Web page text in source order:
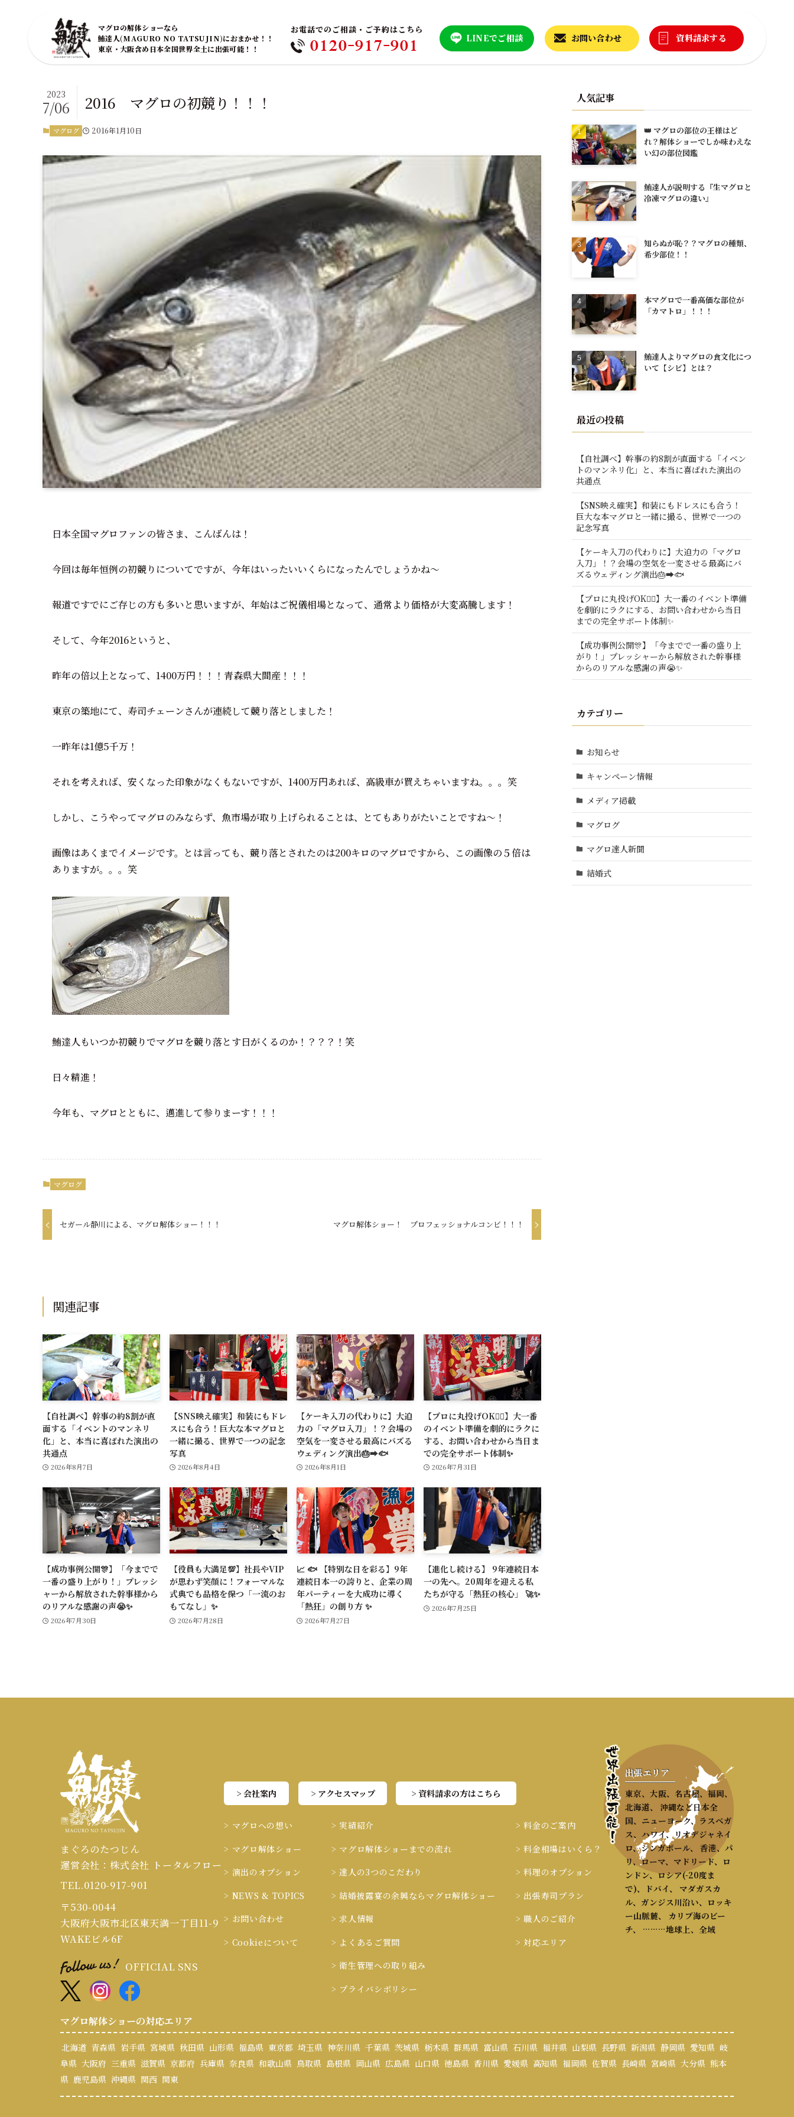
マグロの解体ショーなら
鮪達人(MAGURO NO TATSUJIN)におまかせ！！
東京・大阪含め日本全国世界全土に出張可能！！
お電話でのご相談・ご予約はこちら
0120-917-901 LINEでご相談 お問い合わせ 資料請求する
2016 マグロの初競り！！！
2023
7/06
マグログ 2016年1月10日
日本全国マグロファンの皆さま、こんばんは！
今回は毎年恒例の初競りについてですが、今年はいったいいくらになったんでしょうかね～
報道ですでにご存じの方も多いと思いますが、年始はご祝儀相場となって、通常より価格が大変高騰します！
そして、今年2016というと、
昨年の倍以上となって、1400万円！！！青森県大間産！！！
東京の築地にて、寿司チェーンさんが連続して競り落としました！
一昨年は1億5千万！
それを考えれば、安くなった印象がなくもないですが、1400万円あれば、高級車が買えちゃいますね。。。笑
しかし、こうやってマグロのみならず、魚市場が取り上げられることは、とてもありがたいことですね～！
画像はあくまでイメージです。とは言っても、競り落とされたのは200キロのマグロですから、この画像の５倍は
ありますが。。。笑
鮪達人もいつか初競りでマグロを競り落とす日がくるのか！？？？！笑
日々精進！
今年も、マグロとともに、邁進して参りまーす！！！
マグログ
セガール静川による、マグロ解体ショー！！！ マグロ解体ショー！ プロフェッショナルコンビ！！！
関連記事
【自社調べ】幹事の約8割が直
面する「イベントのマンネリ
化」と、本当に喜ばれた演出の
共通点
2026年8月7日
【SNS映え確実】和装にもドレ
スにも合う！巨大な本マグロと
一緒に撮る、世界で一つの記念
写真
2026年8月4日
【ケーキ入刀の代わりに】大迫
力の「マグロ入刀」！？会場の
空気を一変させる最高にバズる
ウェディング演出🎂➡️🐟
2026年8月1日
【プロに丸投げOK🙆‍♂️】大一番
のイベント準備を劇的にラクに
する、お問い合わせから当日ま
での完全サポート体制✨
2026年7月31日
【成功事例公開🎊】「今までで
一番の盛り上がり！」プレッシ
ャーから解放された幹事様から
のリアルな感謝の声😭✨
2026年7月30日
【役員も大満足💯】社長やVIP
が思わず笑顔に！フォーマルな
式典でも品格を保つ「一流のお
もてなし」✨
2026年7月28日
📈 🐟 【特別な日を彩る】9年
連続日本一の誇りと、企業の周
年パーティーを大成功に導く
「熱狂」の創り方 ✨
2026年7月27日
【進化し続ける】 9年連続日本
一の先へ。20周年を迎える私
たちが守る「熱狂の核心」 🚀✨
2026年7月25日
人気記事
👑 マグロの部位の王様はど
れ？解体ショーでしか味わえな
い幻の部位図鑑
鮪達人が説明する『生マグロと
冷凍マグロの違い』
知らぬが恥？？マグロの種類、
希少部位！！
本マグロで一番高価な部位が
「カマトロ」！！！
鮪達人よりマグロの食文化につ
いて【シビ】とは？
最近の投稿
【自社調べ】幹事の約8割が直面する「イベン
トのマンネリ化」と、本当に喜ばれた演出の
共通点
【SNS映え確実】和装にもドレスにも合う！
巨大な本マグロと一緒に撮る、世界で一つの
記念写真
【ケーキ入刀の代わりに】大迫力の「マグロ
入刀」！？会場の空気を一変させる最高にバ
ズるウェディング演出🎂➡️🐟
【プロに丸投げOK🙆‍♂️】大一番のイベント準備
を劇的にラクにする、お問い合わせから当日
までの完全サポート体制✨
【成功事例公開🎊】「今までで一番の盛り上
がり！」プレッシャーから解放された幹事様
からのリアルな感謝の声😭✨
カテゴリー
お知らせ
キャンペーン情報
メディア掲載
マグログ
マグロ達人新聞
結婚式
まぐろのたつじん
運営会社：株式会社 トータルフロー
TEL.0120-917-901
〒530-0044
大阪府大阪市北区東天満一丁目11-9
WAKEビル6F
OFFICIAL SNS
> 会社案内 > アクセスマップ > 資料請求の方はこちら
> マグロへの想い
> マグロ解体ショー
> 演出のオプション
> NEWS & TOPICS
> お問い合わせ
> Cookieについて
> 実績紹介
> マグロ解体ショーまでの流れ
> 達人の3つのこだわり
> 結婚披露宴の余興ならマグロ解体ショー
> 求人情報
> よくあるご質問
> 衛生管理への取り組み
> プライバシポリシー
> 料金のご案内
> 料金相場はいくら？
> 料理のオプション
> 出張寿司プラン
> 職人のご紹介
> 対応エリア
出張エリア
東京、大阪、名古屋、福岡、
北海道、 沖縄など日本全
国、ニューヨーク、ラスベガ
ス、ハワイ、リオデジャネイ
ロ、シンガポール、 香港、パ
リ、ローマ、マドリード、ロ
ンドン、ロシア(-20度ま
で)、ドバイ、 マダガスカ
ル、ガンジス川沿い、ロッキ
ー山脈麓、 カリブ海のビー
チ、 ………地球上、全域
マグロ解体ショーの対応エリア
北海道 青森県 岩手県 宮城県 秋田県 山形県 福島県 東京都 埼玉県 神奈川県 千葉県 茨城県 栃木県 群馬県 富山県 石川県 福井県 山梨県 長野県 新潟県 静岡県 愛知県 岐
阜県 大阪府 三重県 滋賀県 京都府 兵庫県 奈良県 和歌山県 鳥取県 島根県 岡山県 広島県 山口県 徳島県 香川県 愛媛県 高知県 福岡県 佐賀県 長崎県 宮崎県 大分県 熊本
県 鹿児島県 沖縄県 関西 関東